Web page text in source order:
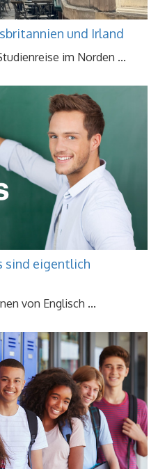
und Irland
im Norden ...
sind eigentlich
von Englisch ...